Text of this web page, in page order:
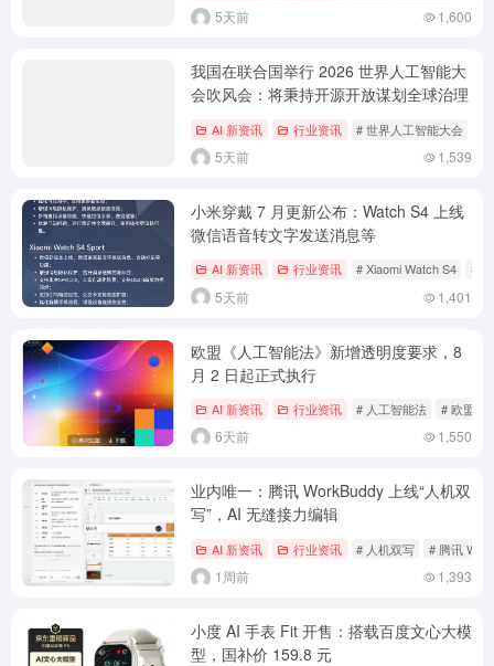
5天前 1,600
我国在联合国举行 2026 世界人工智能大
会吹风会：将秉持开源开放谋划全球治理
AI 新资讯 行业资讯 # 世界人工智能大会
5天前 1,539
小米穿戴 7 月更新公布：Watch S4 上线
微信语音转文字发送消息等
AI 新资讯 行业资讯 # Xiaomi Watch S4 #
5天前 1,401
欧盟《人工智能法》新增透明度要求，8
月 2 日起正式执行
AI 新资讯 行业资讯 # 人工智能法 # 欧盟
6天前 1,550
业内唯一：腾讯 WorkBuddy 上线“人机双
写”，AI 无缝接力编辑
AI 新资讯 行业资讯 # 人机双写 # 腾讯
1周前 1,393
小度 AI 手表 Fit 开售：搭载百度文心大模
型，国补价 159.8 元